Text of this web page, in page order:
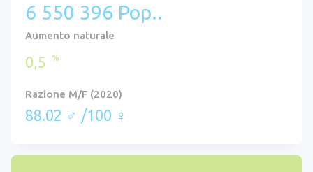
6 550 396 Pop..
Aumento naturale
0,5 %
Razione M/F (2020)
88.02 ♂ /100 ♀